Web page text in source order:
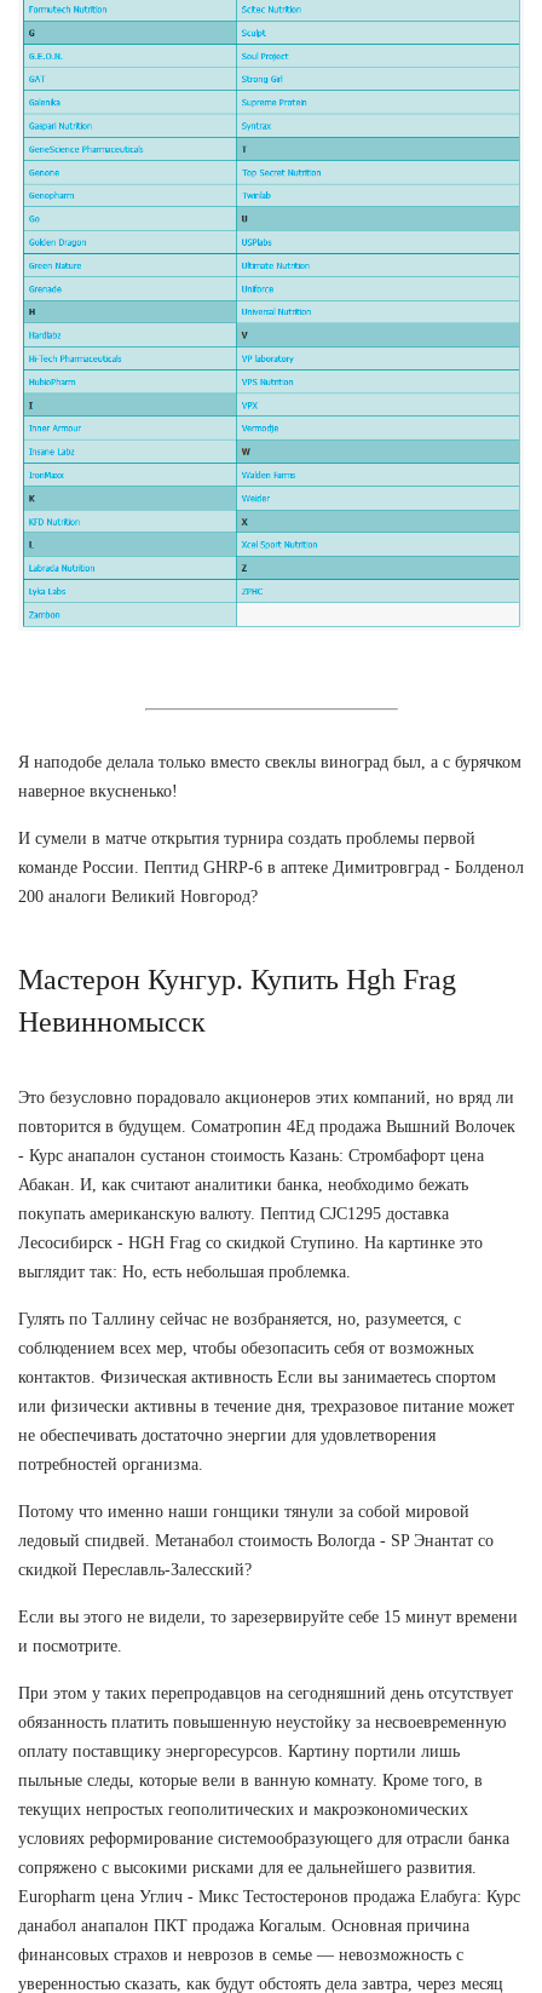
Я наподобе делала только вместо свеклы виноград был, а с бурячком
наверное вкусненько!
И сумели в матче открытия турнира создать проблемы первой
команде России. Пептид GHRP-6 в аптеке Димитровград - Болденол
200 аналоги Великий Новгород?
Мастерон Кунгур. Купить Hgh Frag
Невинномысск
Это безусловно порадовало акционеров этих компаний, но вряд ли
повторится в будущем. Cоматропин 4Ед продажа Вышний Волочек
- Курс анапалон сустанон стоимость Казань: Стромбафорт цена
Абакан. И, как считают аналитики банка, необходимо бежать
покупать американскую валюту. Пептид CJC1295 доставка
Лесосибирск - HGH Frag со скидкой Ступино. На картинке это
выглядит так: Но, есть небольшая проблемка.
Гулять по Таллину сейчас не возбраняется, но, разумеется, с
соблюдением всех мер, чтобы обезопасить себя от возможных
контактов. Физическая активность Если вы занимаетесь спортом
или физически активны в течение дня, трехразовое питание может
не обеспечивать достаточно энергии для удовлетворения
потребностей организма.
Потому что именно наши гонщики тянули за собой мировой
ледовый спидвей. Метанабол стоимость Вологда - SP Энантат со
скидкой Переславль-Залесский?
Если вы этого не видели, то зарезервируйте себе 15 минут времени
и посмотрите.
При этом у таких перепродавцов на сегодняшний день отсутствует
обязанность платить повышенную неустойку за несвоевременную
оплату поставщику энергоресурсов. Картину портили лишь
пыльные следы, которые вели в ванную комнату. Кроме того, в
текущих непростых геополитических и макроэкономических
условиях реформирование системообразующего для отрасли банка
сопряжено с высокими рисками для ее дальнейшего развития.
Europharm цена Углич - Микс Тестостеронов продажа Елабуга: Курс
данабол анапалон ПКТ продажа Когалым. Основная причина
финансовых страхов и неврозов в семье — невозможность с
уверенностью сказать, как будут обстоять дела завтра, через месяц